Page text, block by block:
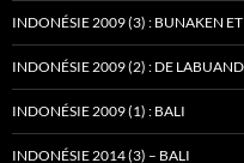
INDONÉSIE 2009 (3) : BUNAKEN
INDONÉSIE 2009 (2) : DE
INDONÉSIE 2009 (1) : BALI
INDONÉSIE 2014 (3) – BALI